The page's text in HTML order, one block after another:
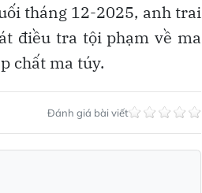
tháng 12-2025, anh trai
điều tra tội phạm về ma
chất ma túy.
Đánh giá bài viết